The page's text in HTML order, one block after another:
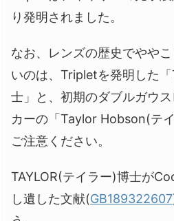
り発明されました。
なお、レンズの歴史でやや
いのは、Tripletを発明した
士」と、初期のダブルガウ
カーの「Taylor Hobson(テ
ご注意ください。
TAYLOR(テイラー)博士が
し遺した文献(GB189322607